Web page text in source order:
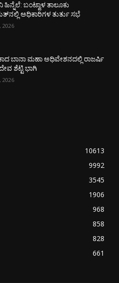
ಬಂಟ್ವಾಳ ತಾಲೂಕು
ಅಧಿಕಾರಿಗಳ ತುರ್ತು ಸಭೆ
2026
ಬಾನಾ ಮಹಾ ಅಧಿವೇಶನದಲ್ಲಿ ರಾಜರ್ಷಿ
ಶೆಟ್ಟಿ ಭಾಗಿ
2026
10613
9992
3545
1906
968
858
828
661